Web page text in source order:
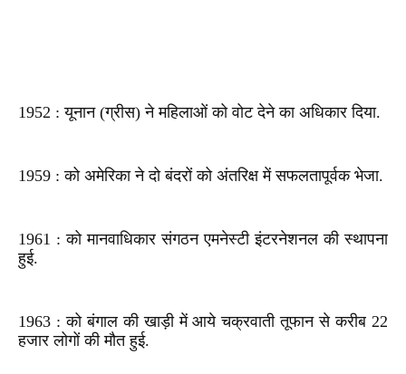
1952 : यूनान (ग्रीस) ने महिलाओं को वोट देने का अधिकार दिया.
1959 : को अमेरिका ने दो बंदरों को अंतरिक्ष में सफलतापूर्वक भेजा.
1961 : को मानवाधिकार संगठन एमनेस्टी इंटरनेशनल की स्थापना
हुई.
1963 : को बंगाल की खाड़ी में आये चक्रवाती तूफान से करीब 22
हजार लोगों की मौत हुई.